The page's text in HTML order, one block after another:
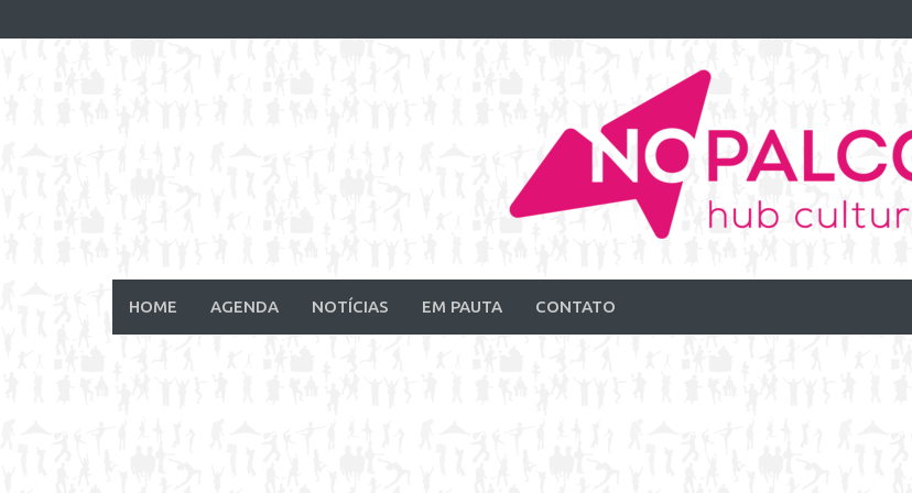
to
HOME AGENDA NOTÍCIAS EM PAUTA CONTATO